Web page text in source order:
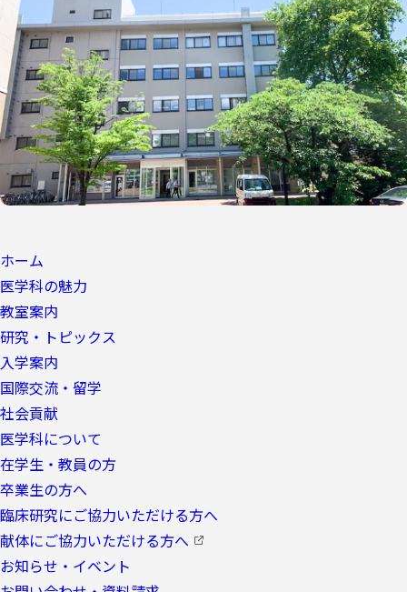
ホーム
医学科の魅力
教室案内
研究・トピックス
入学案内
国際交流・留学
社会貢献
医学科について
在学生・教員の方
卒業生の方へ
臨床研究にご協力いただける方へ
献体にご協力いただける方へ
お知らせ・イベント